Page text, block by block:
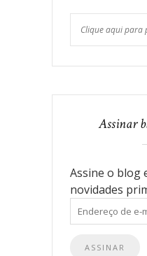
Assinar
Assine o blog
novidades
Endereço
de